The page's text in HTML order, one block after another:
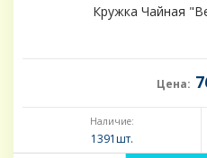
Кружка Чайная
Цена:
Наличие:
1391шт.